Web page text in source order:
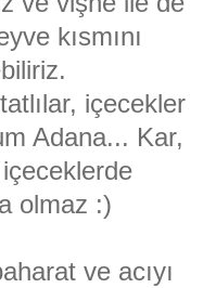
kısmını
içecekler
Adana... Kar,
olmaz :)
ve acıyı